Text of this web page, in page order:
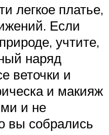
легкое платье,
Если
учтите,
наряд
веточки и
и макияж
и не
вы собрались